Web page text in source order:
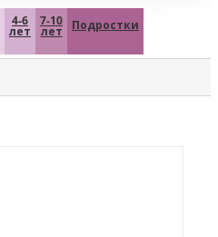
4-6
лет
7-10
лет Подростки